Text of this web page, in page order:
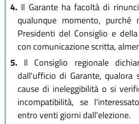
4. Il Garante ha facoltà di
qualunque momento,
Presidenti del Consiglio e
con comunicazione scritta,
5. Il Consiglio regionale
dall'ufficio di Garante, qualora
cause di ineleggibilità o si
incompatibilità, se
entro venti giorni dall'elezione.